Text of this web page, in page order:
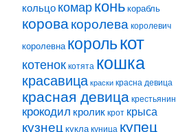
кольцо комар конь корабль
коровакоролева королевич
королевна королькот
котенок котята кошка
красавица краски красна девица
красная девица крестьянин
крокодил кролик крот крыса
кузнец кукла куница купец